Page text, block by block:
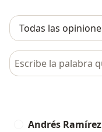
Busca en opiniones
Andrés Ramírez